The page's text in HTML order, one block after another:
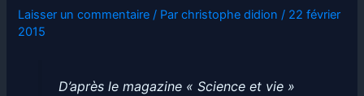
Laisser un commentaire / Parchristophe didion / 22 février
2015
D’après le magazine « Science et vie »